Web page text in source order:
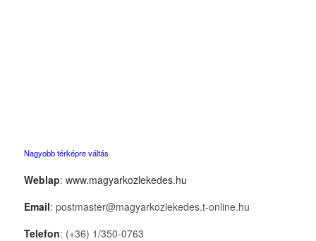
Nagyobb térképre váltás
Weblap: www.magyarkozlekedes.hu
Email: postmaster@magyarkozlekedes.t-online.hu
Telefon: (+36) 1/350-0763